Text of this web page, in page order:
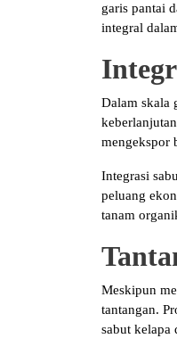
garis pantai
integral
Dalam skala
mengekspor
Integrasi
peluang
tanam
Meskipun
tantangan.
sabut kelapa